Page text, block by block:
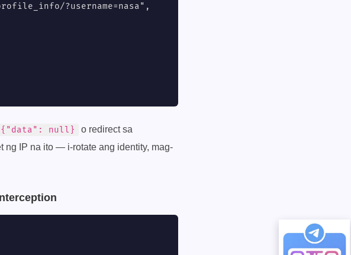
?username=nasa",
{"data": null}
o redirect sa
ng IP na ito — i-rotate ang identity, mag-